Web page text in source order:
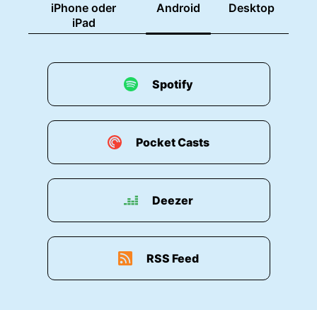
iPhone oder
iPad
Android Desktop
Spotify
Pocket Casts
Deezer
RSS Feed